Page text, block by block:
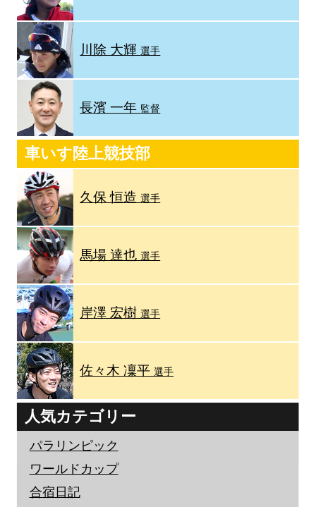
川除 大輝選手
長濱 一年 監督
車いす陸上競技部
久保 恒造選手
馬場 達也選手
岸澤 宏樹選手
佐々木 凜平選手
人気カテゴリー
パラリンピック
ワールドカップ
合宿日記